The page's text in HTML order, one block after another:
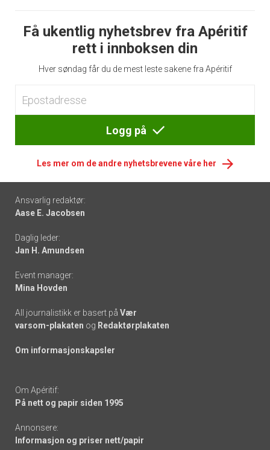
Få ukentlig nyhetsbrev fra Apéritif
rett i innboksen din
Hver søndag får du de mest leste sakene fra Apéritif
Logg på
Les mer om de andre nyhetsbrevene våre her
Footer
-
links
Ansvarlig redaktør:
Aase E. Jacobsen
Daglig leder:
Jan H. Amundsen
Event manager:
Mina Hovden
All journalistikk er basert på Vær
varsom-plakaten og Redaktørplakaten
Om informasjonskapsler
Om Apéritif:
På nett og papir siden 1995
Annonsere:
Informasjon og priser nett/papir